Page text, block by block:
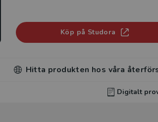
Köp på Studora
Hitta produkten hos våra
Digitalt